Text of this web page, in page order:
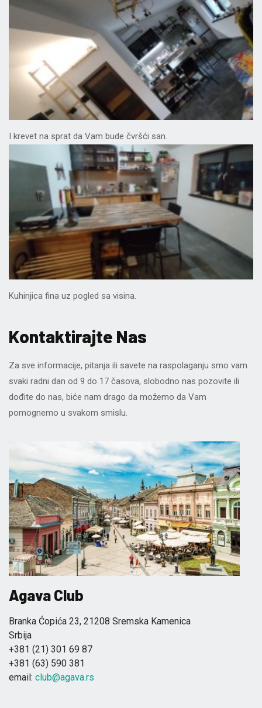
I krevet na sprat da Vam bude čvršći san.
Kuhinjica fina uz pogled sa visina.
Kontaktirajte Nas
Za sve informacije, pitanja ili savete na raspolaganju smo vam
svaki radni dan od 9 do 17 časova, slobodno nas pozovite ili
dođite do nas, biće nam drago da možemo da Vam
pomognemo u svakom smislu.
Agava Club
Branka Ćopića 23, 21208 Sremska Kamenica
Srbija
+381 (21) 301 69 87
+381 (63) 590 381
email: club@agava.rs